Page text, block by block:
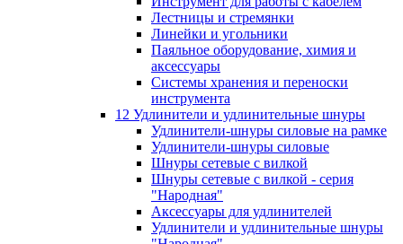
Лестницы и стремянки
Линейки и угольники
Паяльное оборудование, химия и
аксессуары
Системы хранения и переноски
инструмента
12 Удлинители и удлинительные шнуры
Удлинители-шнуры силовые на рамке
Удлинители-шнуры силовые
Шнуры сетевые с вилкой
Шнуры сетевые с вилкой - серия
"Народная"
Аксессуары для удлинителей
Удлинители и удлинительные шнуры